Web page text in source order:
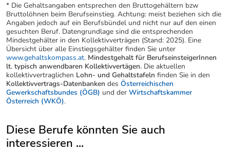
* Die Gehaltsangaben entsprechen den Bruttogehältern bzw
Bruttolöhnen beim Berufseinstieg. Achtung: meist beziehen sich die
Angaben jedoch auf ein Berufsbündel und nicht nur auf den einen
gesuchten Beruf. Datengrundlage sind die entsprechenden
Mindestgehälter in den Kollektivverträgen (Stand: 2025). Eine
Übersicht über alle Einstiegsgehälter finden Sie unter
www.gehaltskompass.at. Mindestgehalt für BerufseinsteigerInnen
lt. typisch anwendbaren Kollektivvertägen. Die aktuellen
kollektivvertraglichen Lohn- und Gehaltstafeln finden Sie in den
Kollektivvertrags-Datenbanken des Österreichischen
Gewerkschaftsbundes (ÖGB) und der Wirtschaftskammer
Österreich (WKÖ).
Diese Berufe könnten Sie auch
interessieren ...